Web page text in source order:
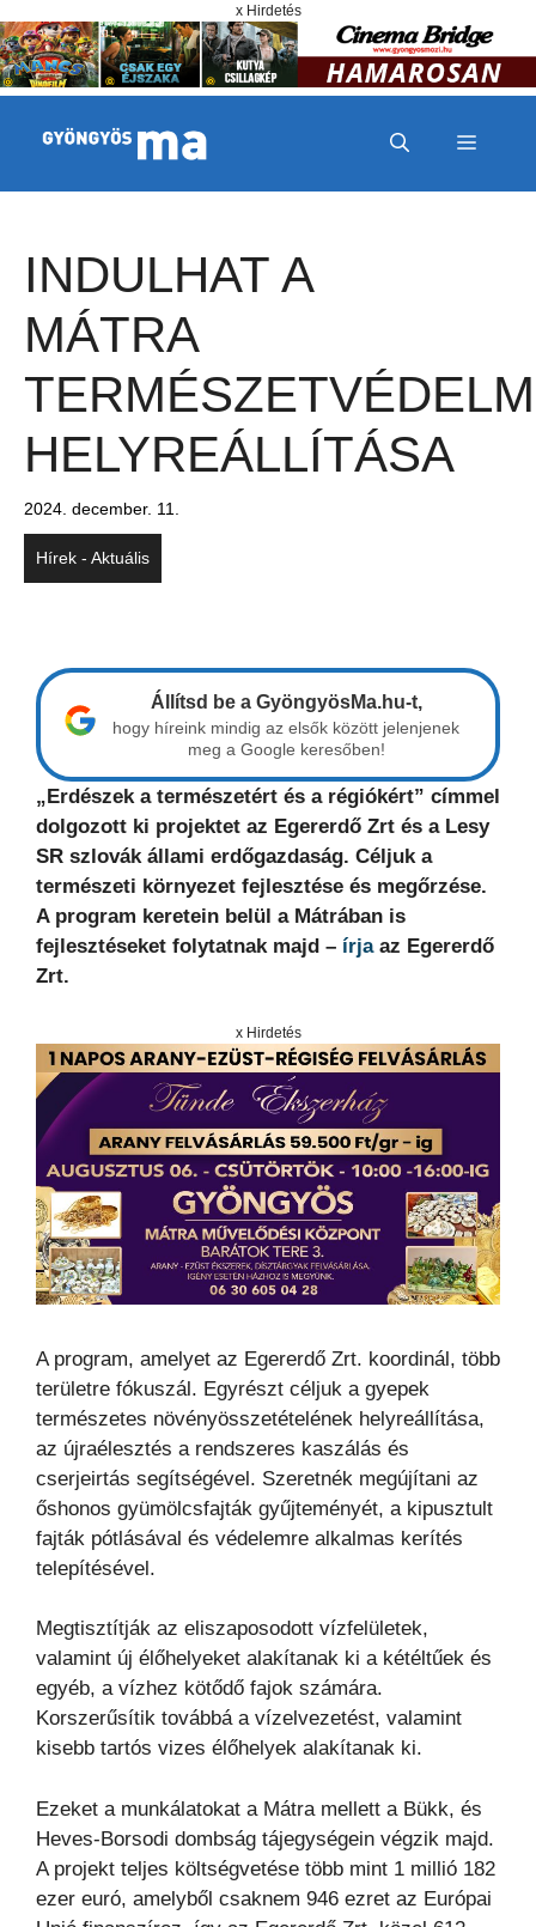
x Hirdetés
MENÜ
INDULHAT A
MÁTRA
HELYREÁLLÍTÁSA
2024. december. 11.
Hírek - Aktuális
Állítsd be a GyöngyösMa.hu-t,
hogy híreink mindig az elsők között jelenjenek
meg a Google keresőben!
„Erdészek a természetért és a régiókért” címmel
dolgozott ki projektet az Egererdő Zrt és a Lesy
SR szlovák állami erdőgazdaság. Céljuk a
természeti környezet fejlesztése és megőrzése.
A program keretein belül a Mátrában is
fejlesztéseket folytatnak majd – írja az Egererdő
Zrt.
x Hirdetés
A program, amelyet az Egererdő Zrt. koordinál, több
területre fókuszál. Egyrészt céljuk a gyepek
természetes növényösszetételének helyreállítása,
az újraélesztés a rendszeres kaszálás és
cserjeirtás segítségével. Szeretnék megújítani az
őshonos gyümölcsfajták gyűjteményét, a kipusztult
fajták pótlásával és védelemre alkalmas kerítés
telepítésével.
Megtisztítják az eliszaposodott vízfelületek,
valamint új élőhelyeket alakítanak ki a kétéltűek és
egyéb, a vízhez kötődő fajok számára.
Korszerűsítik továbbá a vízelvezetést, valamint
kisebb tartós vizes élőhelyek alakítanak ki.
Ezeket a munkálatokat a Mátra mellett a Bükk, és
Heves-Borsodi dombság tájegységein végzik majd.
A projekt teljes költségvetése több mint 1 millió 182
ezer euró, amelyből csaknem 946 ezret az Európai